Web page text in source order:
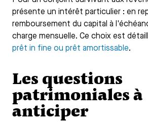
présente un intérêt particulier : en
remboursement du capital à
charge mensuelle. Ce choix est
prêt in fine ou prêt amortissable.
Les questions
patrimoniales à
anticiper